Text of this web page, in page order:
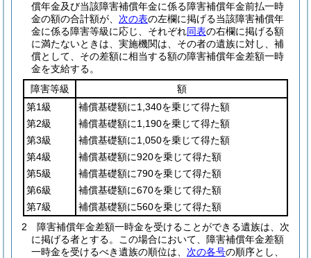
償年金及び当該障害補償年金に係る障害補償年金前払一時
金の額の合計額が、 次の表の左欄に掲げる当該障害補償年
金に係る障害等級に応じ、それぞれ同表の右欄に掲げる額
に満たないときは、実施機関は、その者の遺族に対し、補
償として、その差額に相当する額の障害補償年金差額一時
金を支給する。
障害等級
額
第1級
補償基礎額に1,340を乗じて得た額
第2級
補償基礎額に1,190を乗じて得た額
第3級
補償基礎額に1,050を乗じて得た額
第4級
補償基礎額に920を乗じて得た額
第5級
補償基礎額に790を乗じて得た額
第6級
補償基礎額に670を乗じて得た額
第7級
補償基礎額に560を乗じて得た額
2
障害補償年金差額一時金を受けることができる遺族は、次
に掲げる者とする。
この場合において、障害補償年金差額
一時金を受けるべき遺族の順位は、 次の各号の順序とし、